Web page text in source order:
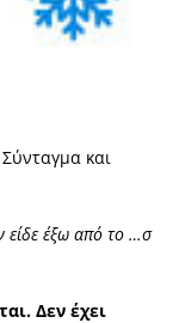
και
είδε έξω από το …σ
Δεν έχει